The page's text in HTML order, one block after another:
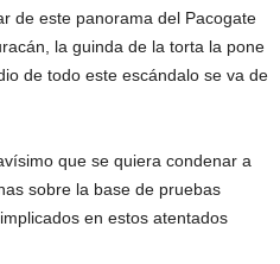
de este panorama del Pacogate
la guinda de la torta la pone
de todo este escándalo se va de
que se quiera condenar a
sobre la base de pruebas
en estos atentados